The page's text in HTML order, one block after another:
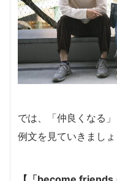
では、「仲良くなる
例文を見ていきましょ